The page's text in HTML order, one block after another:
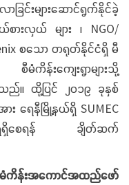
င်းများဆောင်ရွက်နိုင်ခဲ့
ားလှယ် များ ၊ NGO/
စသော တရုတ်နိုင်ငံရှိ မီ
မံကိန်းကျေးရွာများသို့
သည်။ ထို့ပြင် ၂၀၁၉ ခုနှစ်
ား ရေနီမြို့နယ်ရှိ SUMEC
ရှိစေရန် ချိတ်ဆက်
းအကောင်အထည်ဖော်